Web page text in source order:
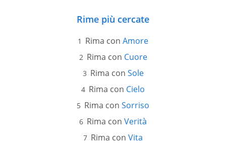
Rime più cercate
Rima con Amore
Rima con Cuore
Rima con Sole
Rima con Cielo
Rima con Sorriso
Rima con Verità
Rima con Vita